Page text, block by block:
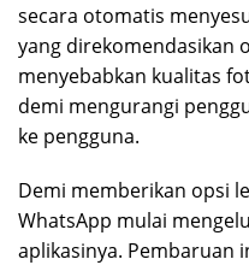
secara otomatis
yang direkomendasikan
menyebabkan kualitas
demi mengurangi
ke pengguna.
Demi memberikan opsi
WhatsApp mulai
aplikasinya. Pembaruan